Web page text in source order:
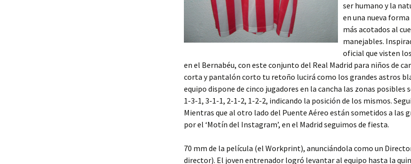
ser humano y la
en una nueva
más acotados al
manejables.
oficial que visten
en el Bernabéu, con este conjunto del Real Madrid para niños de
corta y pantalón corto tu retoño lucirá como los grandes astros
equipo dispone de cinco jugadores en la cancha las zonas posibles
1-3-1, 3-1-1, 2-1-2, 1-2-2, indicando la posición de los mismos.
Mientras que al otro lado del Puente Aéreo están sometidos a las
por el ‘Motín del Instagram’, en el Madrid seguimos de fiesta.
70 mm de la película (el Workprint), anunciándola como un
director). El joven entrenador logró levantar al equipo hasta la